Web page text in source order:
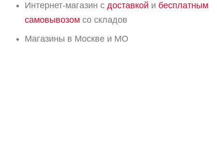
Интернет-магазин с доставкой и бесплатным
самовывозом со складов
Магазины в Москве и МО